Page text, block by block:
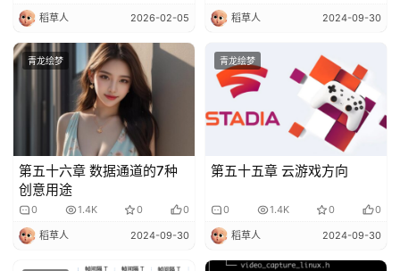
稻草人 2026-02-05 稻草人 2024-09-30
青龙绘梦
第五十六章 数据通道的7种
创意用途
0 1.4K 0 0
稻草人 2024-09-30
青龙绘梦
第五十五章 云游戏方向
0 1.4K 0 0
稻草人 2024-09-30